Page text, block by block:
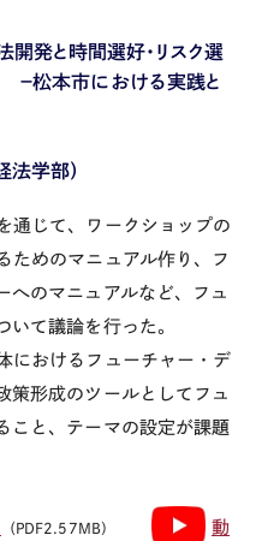
開発と時間選好・リスク選
－松本市における実践と
法学部）
通じて、ワークショップの
ためのマニュアル作り、フ
へのマニュアルなど、フュ
いて議論を行った。
におけるフューチャー・デ
策形成のツールとしてフュ
こと、テーマの設定が課題
（PDF2.57MB）
動